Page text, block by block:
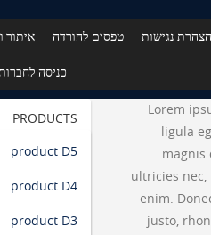
הצהרת נגישות טפסים להורדה איתור
כניסה
PRODUCTS
product D5
product D4
product D3
Lorem
ligula
magnis
ultricies nec,
enim.
justo,